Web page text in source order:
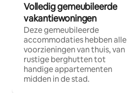
Volledig gemeubileerde
vakantiewoningen
Deze gemeubileerde
accommodaties hebben alle
voorzieningen van thuis, van
rustige berghutten tot
handige appartementen
midden in de stad.